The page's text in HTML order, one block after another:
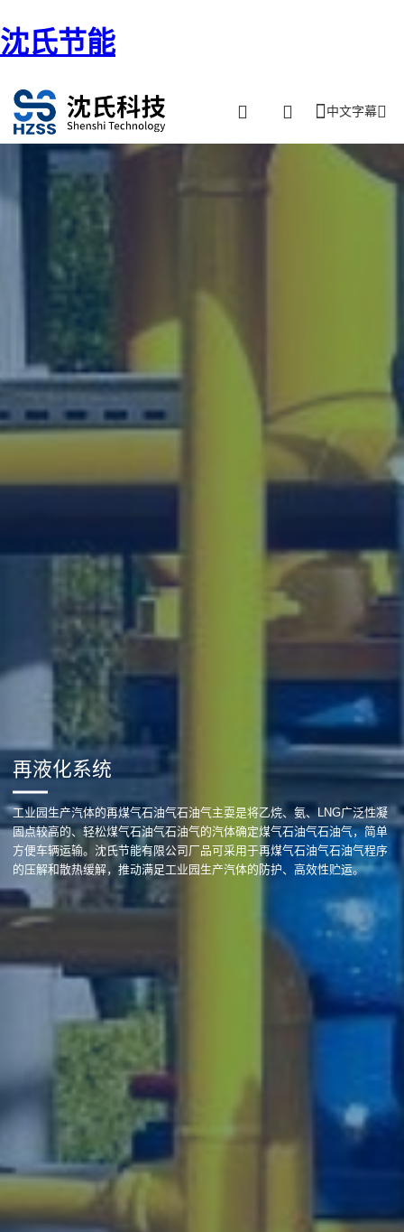
沈氏节能
中文字幕
再液化系统
工业园生产汽体的再煤气石油气石油气主耍是将乙烷、氨、LNG广泛性凝
固点较高的、轻松煤气石油气石油气的汽体确定煤气石油气石油气，简单
方便车辆运输。沈氏节能有限公司厂品可采用于再煤气石油气石油气程序
的压解和散热缓解，推动满足工业园生产汽体的防护、高效性贮运。